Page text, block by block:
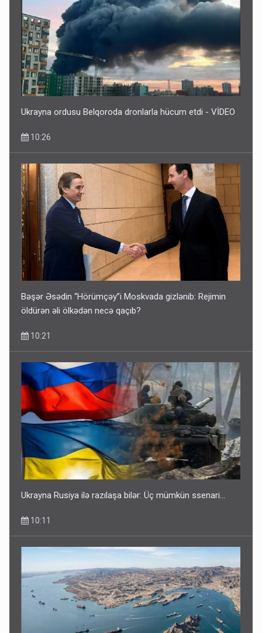
Ukrayna ordusu Belqoroda dronlarla hücum etdi - VİDEO
10:26
Bəşər Əsədin “Hörümçəy”i Moskvada gizlənib: Rejimin
öldürən əli ölkədən necə qaçıb?
10:21
Ukrayna Rusiya ilə razılaşa bilər: Üç mümkün ssenari...
10:11